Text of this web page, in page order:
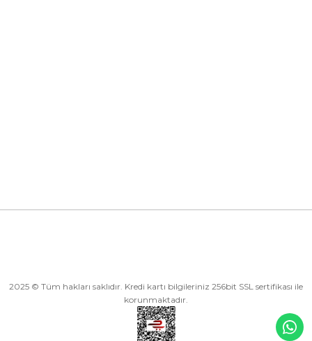
2025 © Tüm hakları saklıdır. Kredi kartı bilgileriniz 256bit SSL sertifikası ile
korunmaktadır.